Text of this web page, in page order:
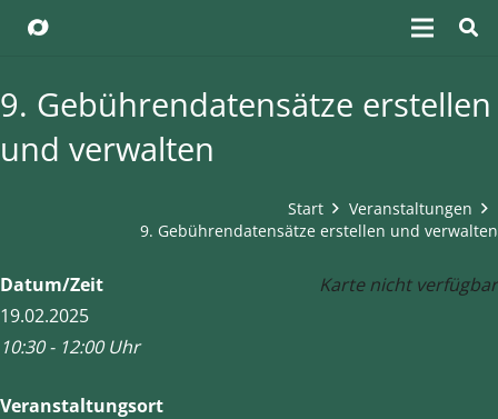
9. Gebührendatensätze erstellen
und verwalten
Start
Veranstaltungen
9. Gebührendatensätze erstellen und verwalten
Karte nicht verfügbar
Datum/Zeit
19.02.2025
10:30 - 12:00 Uhr
Veranstaltungsort